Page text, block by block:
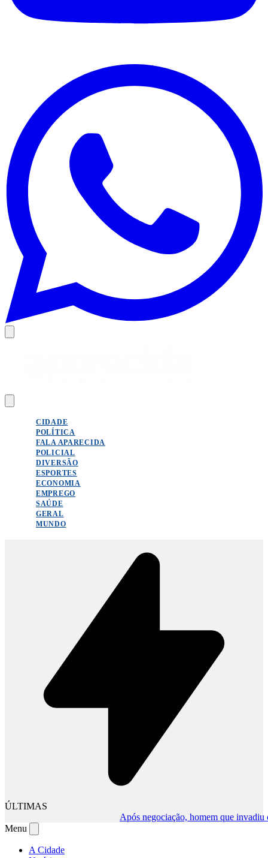
CIDADE
POLÍTICA
FALA APARECIDA
POLICIAL
DIVERSÃO
ESPORTES
ECONOMIA
EMPREGO
SAÚDE
GERAL
MUNDO
ÚLTIMAS
Após negociação, homem que invadiu
Menu
A Cidade